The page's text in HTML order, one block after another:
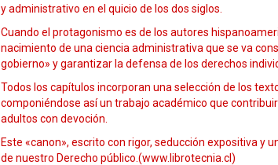
y administrativo en el quicio de los dos siglos.
Cuando el protagonismo es de los autores
nacimiento de una ciencia administrativa que se va
gobierno» y garantizar la defensa de los derechos
Todos los capítulos incorporan una selección de los
componiéndose así un trabajo académico que
adultos con devoción.
Este «canon», escrito con rigor, seducción expositiva y
de nuestro Derecho público.(www.librotecnia.cl)